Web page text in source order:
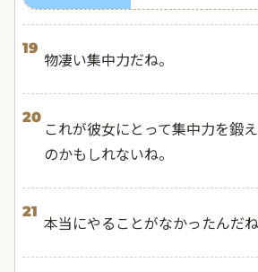
19
物凄い集中力だね。
20
これが彼女にとって集中力を鍛
のかもしれないね。
21
本当にやることがなかったんだね